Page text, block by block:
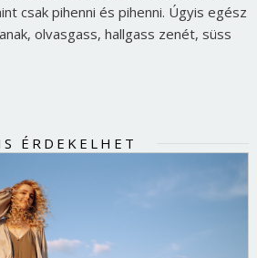
csak pihenni és pihenni. Úgyis egész
olvasgass, hallgass zenét, süss
ÉRDEKELHET